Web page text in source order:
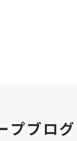
により被害にあわれ
プブログ